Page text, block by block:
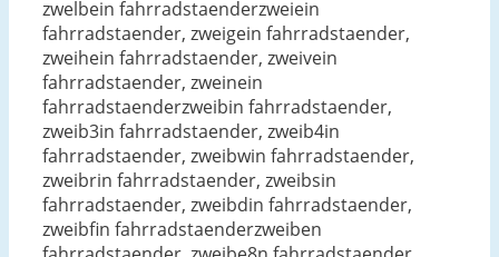
zwelbein fahrradstaenderzweiein
fahrradstaender, zweigein fahrradstaender,
zweihein fahrradstaender, zweivein
fahrradstaender, zweinein
fahrradstaenderzweibin fahrradstaender,
zweib3in fahrradstaender, zweib4in
fahrradstaender, zweibwin fahrradstaender,
zweibrin fahrradstaender, zweibsin
fahrradstaender, zweibdin fahrradstaender,
zweibfin fahrradstaenderzweiben